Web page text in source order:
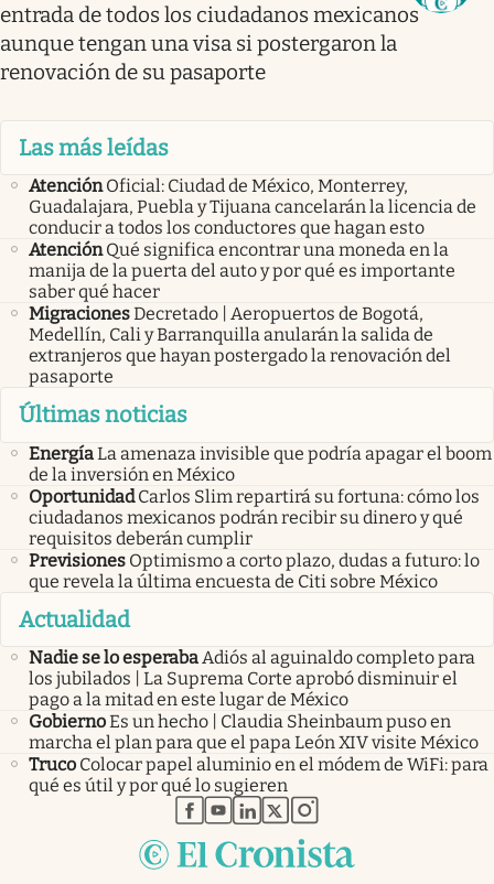
entrada de todos los ciudadanos mexicanos
aunque tengan una visa si postergaron la
renovación de su pasaporte
Las más leídas
Atención Oficial: Ciudad de México, Monterrey,
Guadalajara, Puebla y Tijuana cancelarán la licencia de
conducir a todos los conductores que hagan esto
Atención Qué significa encontrar una moneda en la
manija de la puerta del auto y por qué es importante
saber qué hacer
MigracionesDecretado | Aeropuertos de Bogotá,
Medellín, Cali y Barranquilla anularán la salida de
extranjeros que hayan postergado la renovación del
pasaporte
Últimas noticias
EnergíaLa amenaza invisible que podría apagar el boom
de la inversión en México
Oportunidad Carlos Slim repartirá su fortuna: cómo los
ciudadanos mexicanos podrán recibir su dinero y qué
requisitos deberán cumplir
Previsiones Optimismo a corto plazo, dudas a futuro: lo
que revela la última encuesta de Citi sobre México
Actualidad
Nadie se lo esperabaAdiós al aguinaldo completo para
los jubilados | La Suprema Corte aprobó disminuir el
pago a la mitad en este lugar de México
GobiernoEs un hecho | Claudia Sheinbaum puso en
marcha el plan para que el papa León XIV visite México
Truco Colocar papel aluminio en el módem de WiFi: para
qué es útil y por qué lo sugieren
abre en nueva pestaña
abre en nueva pestaña
abre en nueva pestaña
abre en nueva pestaña
abre en nueva pestaña